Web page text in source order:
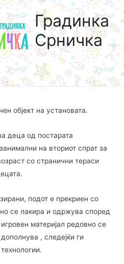
Градинка
Срничка
објект на установата.
деца од постарата
на вториот спрат за
со странични тераси
подот е прекриен со
се лакира и одржува според
материјал редовно се
, следејќи ги